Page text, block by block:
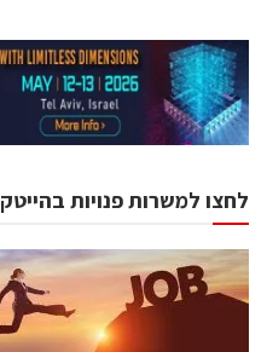
לחצו למשרות פנויות בהייטק